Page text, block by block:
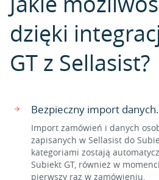
dzięki
GT z Sellasist?
Bezpieczny import danych.
Import zamówień i danych
zapisanych w Sellasist do
kategoriami zostają
Subiekt GT, również w
pierwszy raz w zamówieniu.